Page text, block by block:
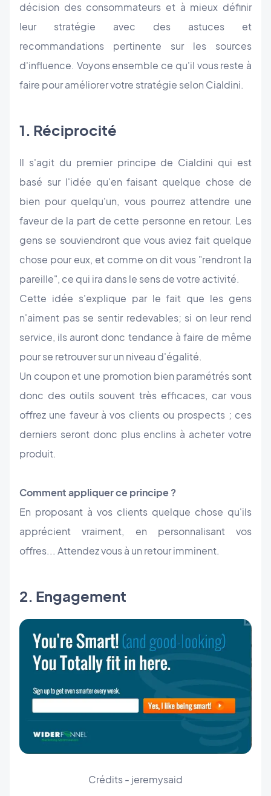
décision des consommateurs et à mieux définir
leur stratégie avec des astuces et
recommandations pertinente sur les sources
d'influence. Voyons ensemble ce qu'il vous reste à
faire pour améliorer votre stratégie selon Cialdini.
1. Réciprocité
Il s'agit du premier principe de Cialdini qui est
basé sur l'idée qu'en faisant quelque chose de
bien pour quelqu'un, vous pourrez attendre une
faveur de la part de cette personne en retour. Les
gens se souviendront que vous aviez fait quelque
chose pour eux, et comme on dit vous "rendront la
pareille", ce qui ira dans le sens de votre activité.
Cette idée s'explique par le fait que les gens
n'aiment pas se sentir redevables; si on leur rend
service, ils auront donc tendance à faire de même
pour se retrouver sur un niveau d'égalité.
Un coupon et une promotion bien paramétrés sont
donc des outils souvent très efficaces, car vous
offrez une faveur à vos clients ou prospects ; ces
derniers seront donc plus enclins à acheter votre
produit.
Comment appliquer ce principe ?
En proposant à vos clients quelque chose qu'ils
apprécient vraiment, en personnalisant vos
offres... Attendez vous à un retour imminent.
2. Engagement
Crédits - jeremysaid